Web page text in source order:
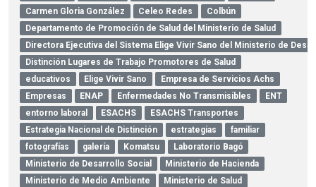
Carmen Gloria González
Celeo Redes
Colbún
Departamento de Promoción de Salud del Ministerio de Salud
Directora Ejecutiva del Sistema Elige Vivir Sano del Ministerio de
Distinción Lugares de Trabajo Promotores de Salud
educativos
Elige Vivir Sano
Empresa de Servicios Achs
Empresas
ENAP Enfermedades No Transmisibles
ENT
entorno laboral
ESACHS
ESACHS Transportes
Estrategia Nacional de Distinción
estrategias
familiar
fotografías
galería Komatsu
Laboratorio Bagó
Ministerio de Desarrollo Social
Ministerio de Hacienda
Ministerio de Medio Ambiente
Ministerio de Salud